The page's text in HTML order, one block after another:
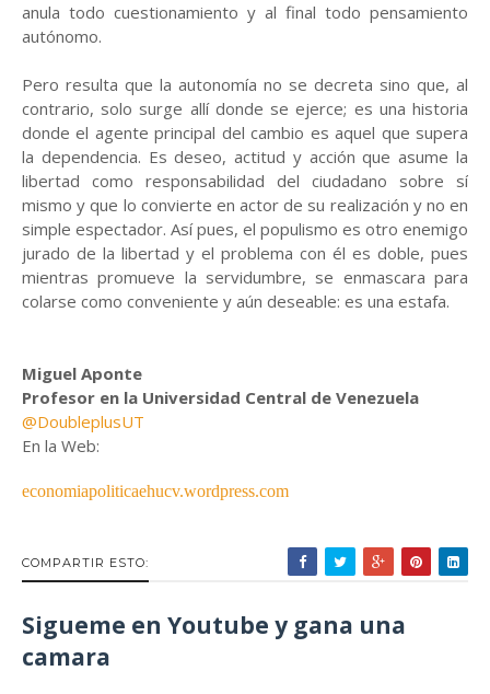
anula todo cuestionamiento y al final todo pensamiento
autónomo.
Pero resulta que la autonomía no se decreta sino que, al
contrario, solo surge allí donde se ejerce; es una historia
donde el agente principal del cambio es aquel que supera
la dependencia. Es deseo, actitud y acción que asume la
libertad como responsabilidad del ciudadano sobre sí
mismo y que lo convierte en actor de su realización y no en
simple espectador. Así pues, el populismo es otro enemigo
jurado de la libertad y el problema con él es doble, pues
mientras promueve la servidumbre, se enmascara para
colarse como conveniente y aún deseable: es una estafa.
Miguel Aponte
Profesor en la Universidad Central de Venezuela
@DoubleplusUT
En la Web:
economiapoliticaehucv.wordpress.com
COMPARTIR ESTO:
Sigueme en Youtube y gana una
camara